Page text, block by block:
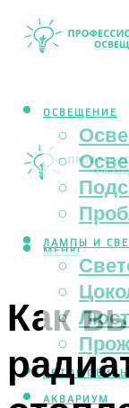
ОСВЕЩЕНИЕ
ЛАМПЫ И
АКВАРИУМ
МЕНЮ
Как